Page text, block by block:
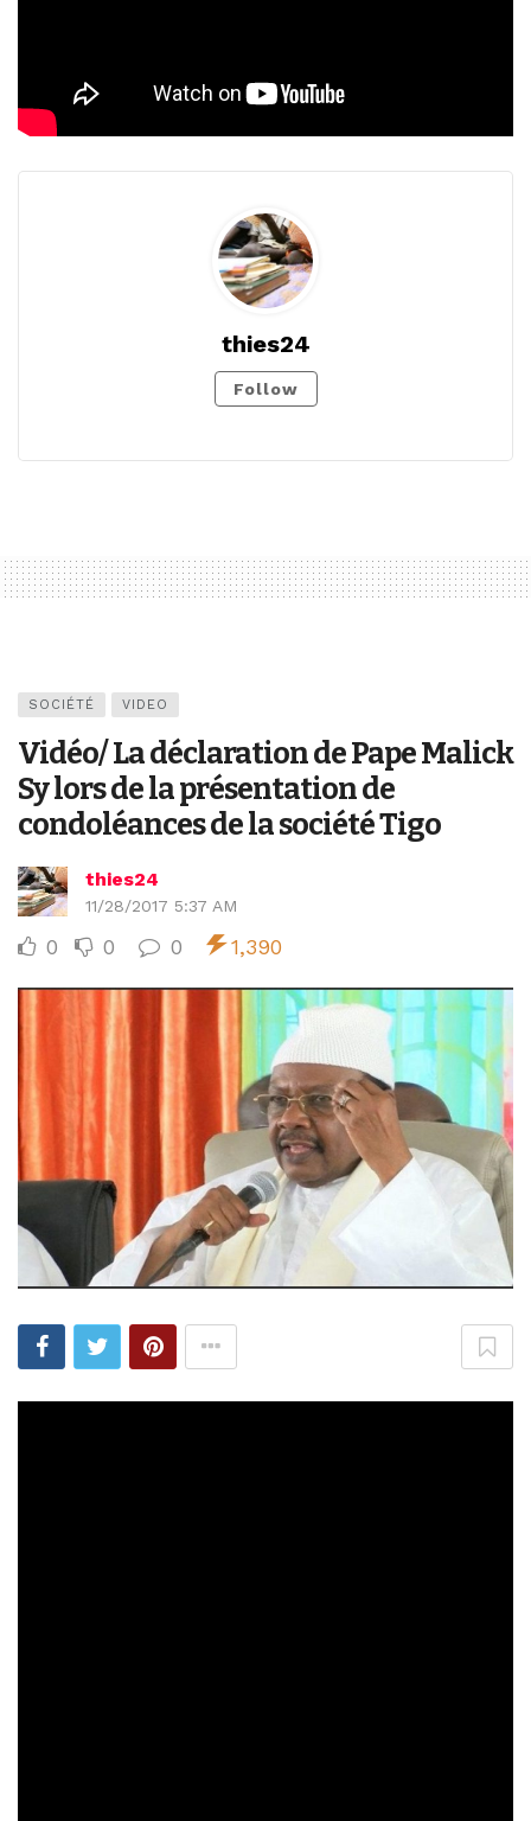
thies24
Follow
SOCIÉTÉ VIDEO
Vidéo/ La déclaration de Pape Malick
Sy lors de la présentation de
condoléances de la société Tigo
thies24
11/28/2017 5:37 AM
0 0 0 1,390